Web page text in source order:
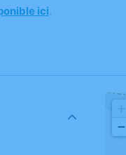
ici.
−